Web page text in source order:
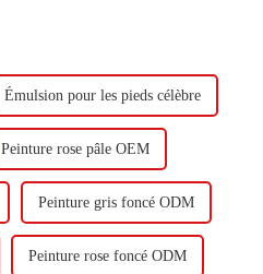
Émulsion pour les pieds célèbre
Peinture rose pâle OEM
Peinture gris foncé ODM
Peinture rose foncé ODM